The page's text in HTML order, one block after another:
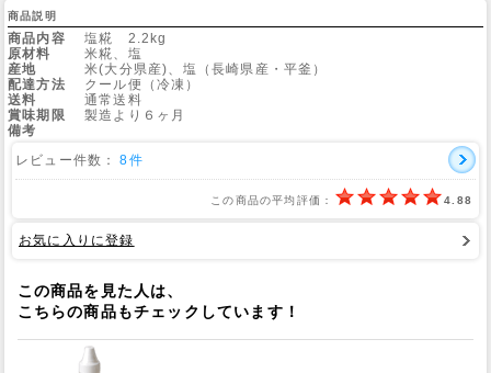
Site
商品説明
商品内容
塩糀 2.2kg
原材料
米糀、塩
産地
米(大分県産)、塩（長崎県産・平釜）
配達方法
クール便（冷凍）
送料
通常送料
賞味期限
製造より６ヶ月
備考
レビュー件数：
8件
この商品の平均評価： 4.88
お気に入りに登録
この商品を見た人は、
こちらの商品もチェックしています！